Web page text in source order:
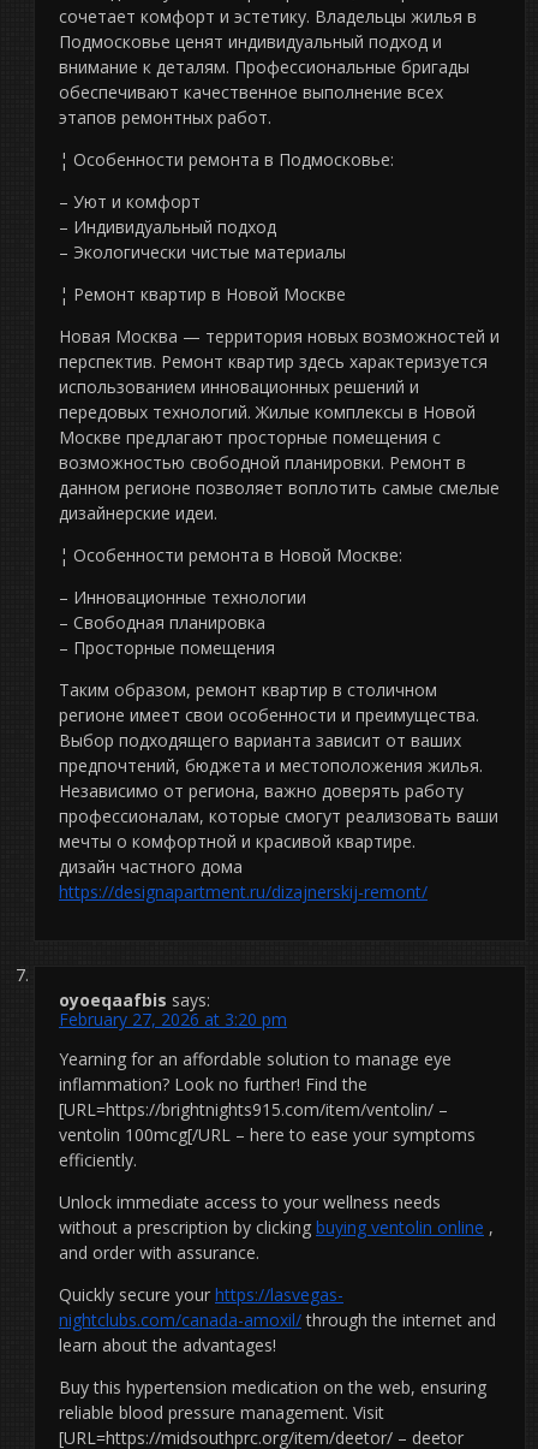
сочетает комфорт и эстетику. Владельцы жилья в
Подмосковье ценят индивидуальный подход и
внимание к деталям. Профессиональные бригады
обеспечивают качественное выполнение всех
этапов ремонтных работ.
¦ Особенности ремонта в Подмосковье:
– Уют и комфорт
– Индивидуальный подход
– Экологически чистые материалы
¦ Ремонт квартир в Новой Москве
Новая Москва — территория новых возможностей и
перспектив. Ремонт квартир здесь характеризуется
использованием инновационных решений и
передовых технологий. Жилые комплексы в Новой
Москве предлагают просторные помещения с
возможностью свободной планировки. Ремонт в
данном регионе позволяет воплотить самые смелые
дизайнерские идеи.
¦ Особенности ремонта в Новой Москве:
– Инновационные технологии
– Свободная планировка
– Просторные помещения
Таким образом, ремонт квартир в столичном
регионе имеет свои особенности и преимущества.
Выбор подходящего варианта зависит от ваших
предпочтений, бюджета и местоположения жилья.
Независимо от региона, важно доверять работу
профессионалам, которые смогут реализовать ваши
мечты о комфортной и красивой квартире.
дизайн частного дома
https://designapartment.ru/dizajnerskij-remont/
oyoeqaafbis says:
February 27, 2026 at 3:20 pm
Yearning for an affordable solution to manage eye
inflammation? Look no further! Find the
[URL=https://brightnights915.com/item/ventolin/ –
ventolin 100mcg[/URL – here to ease your symptoms
efficiently.
Unlock immediate access to your wellness needs
without a prescription by clicking buying ventolin online ,
and order with assurance.
Quickly secure your https://lasvegas-
nightclubs.com/canada-amoxil/through the internet and
learn about the advantages!
Buy this hypertension medication on the web, ensuring
reliable blood pressure management. Visit
[URL=https://midsouthprc.org/item/deetor/ – deetor